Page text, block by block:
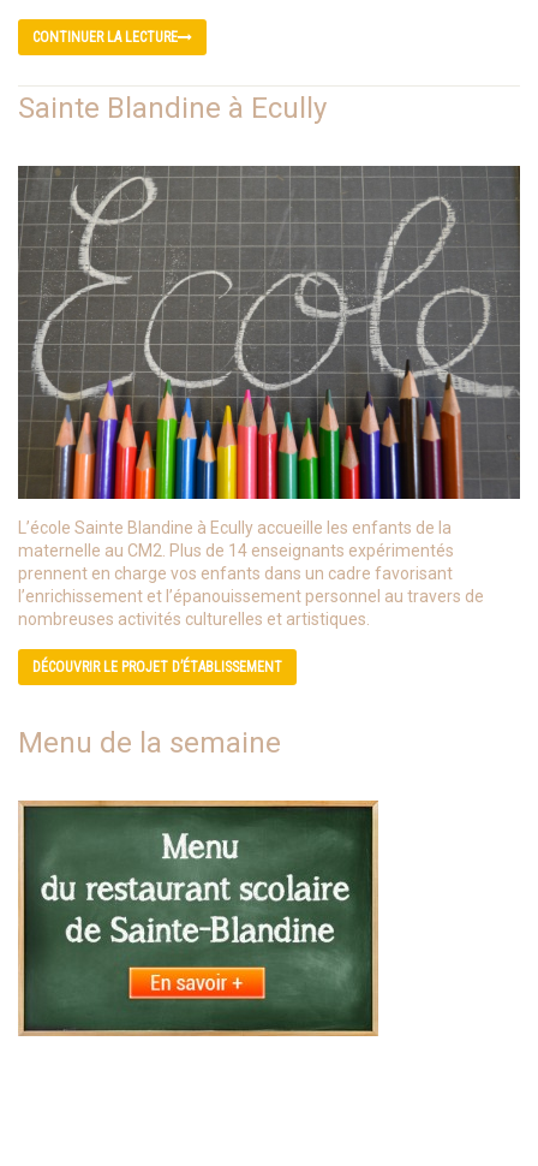
CONTINUER LA LECTURE
Sainte Blandine à Ecully
L’école Sainte Blandine à Ecully accueille les enfants de la
maternelle au CM2. Plus de 14 enseignants expérimentés
prennent en charge vos enfants dans un cadre favorisant
l’enrichissement et l’épanouissement personnel au travers de
nombreuses activités culturelles et artistiques.
DÉCOUVRIR LE PROJET D’ÉTABLISSEMENT
Menu de la semaine